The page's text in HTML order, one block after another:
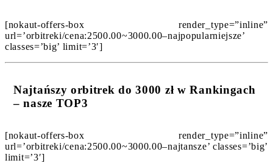
[nokaut-offers-box render_type=”inline”
url=’orbitreki/cena:2500.00~3000.00–najpopularniejsze’
classes=’big’ limit=’3′]
Najtańszy orbitrek do 3000 zł w Rankingach
– nasze TOP3
[nokaut-offers-box render_type=”inline”
url=’orbitreki/cena:2500.00~3000.00–najtansze’ classes=’big’
limit=’3′]